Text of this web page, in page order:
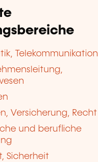
Telekommunikation
Versicherung, Recht
und berufliche
Sicherheit